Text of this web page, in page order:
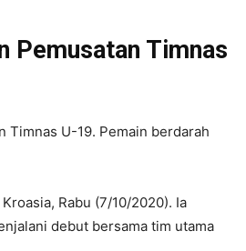
Pemusatan Timnas
Timnas U-19. Pemain berdarah
Rabu (7/10/2020). Ia
debut bersama tim utama